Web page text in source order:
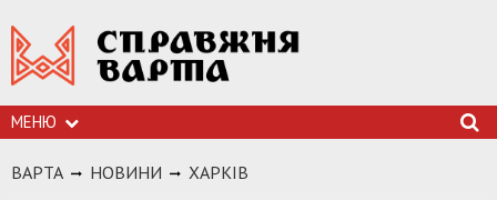
МЕНЮ
ВАРТА НОВИНИ ХАРКIВ